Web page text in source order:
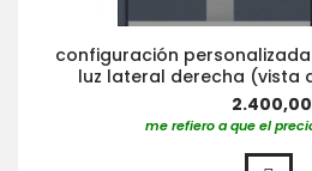
configuración
luz lateral derecha (vista
me refiero a que el